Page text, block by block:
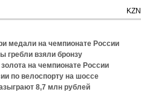
медали на чемпионате России
гребли взяли бронзу
на чемпионате России
по велоспорту на шоссе
8,7 млн рублей